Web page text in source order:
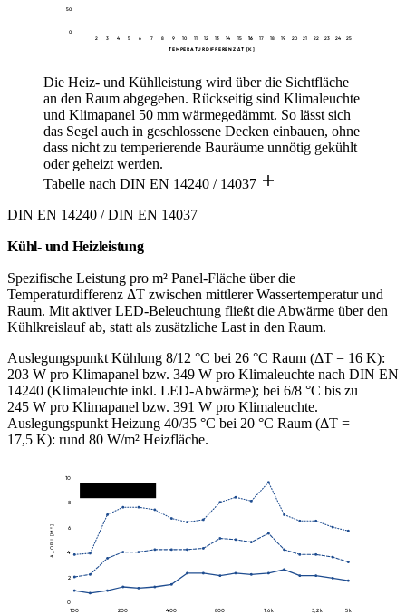
0
50
2 3 4 5 6 7 8 9 10 11 12 13 14 15 16 17 18 19 20 21 22 23 24 25
TEMPERATURDIFFERENZ ΔT [K]
Die Heiz- und Kühlleistung wird über die Sichtfläche
an den Raum abgegeben. Rückseitig sind Klimaleuchte
und Klimapanel 50 mm wärmegedämmt. So lässt sich
das Segel auch in geschlossene Decken einbauen, ohne
dass nicht zu temperierende Bauräume unnötig gekühlt
oder geheizt werden.
Tabelle nach DIN EN 14240 / 14037
DIN EN 14240 / DIN EN 14037
Kühl- und Heizleistung
Spezifische Leistung pro m² Panel-Fläche über die
Temperaturdifferenz ΔT zwischen mittlerer Wassertemperatur und
Raum. Mit aktiver LED-Beleuchtung fließt die Abwärme über den
Kühlkreislauf ab, statt als zusätzliche Last in den Raum.
Auslegungspunkt Kühlung 8/12 °C bei 26 °C Raum (ΔT = 16 K):
203 W pro Klimapanel bzw. 349 W pro Klimaleuchte nach DIN EN
14240 (Klimaleuchte inkl. LED-Abwärme); bei 6/8 °C bis zu
245 W pro Klimapanel bzw. 391 W pro Klimaleuchte.
Auslegungspunkt Heizung 40/35 °C bei 20 °C Raum (ΔT =
17,5 K): rund 80 W/m² Heizfläche.
0
2
4
6
8
10
A_OBJ [M²]
100 200 400 800 1,6 k 3,2 k 5 k